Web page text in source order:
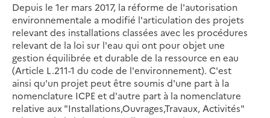
Depuis le 1er mars 2017, la réforme de l'autorisation
environnementale a modifié l'articulation des projets
relevant des installations classées avec les procédures
relevant de la loi sur l'eau qui ont pour objet une
gestion équilibrée et durable de la ressource en eau
(Article L.211-1 du code de l'environnement). C'est
ainsi qu'un projet peut être soumis d'une part à la
nomenclature ICPE et d'autre part à la nomenclature
relative aux "Installations,Ouvrages,Travaux, Activités"